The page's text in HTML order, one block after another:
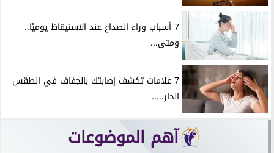
7 أسباب وراء الصداع عند الاستيقاظ يوميًا..
ومتى...
7 علامات تكشف إصابتك بالجفاف في الطقس
الحار.....
آهم الموضوعات